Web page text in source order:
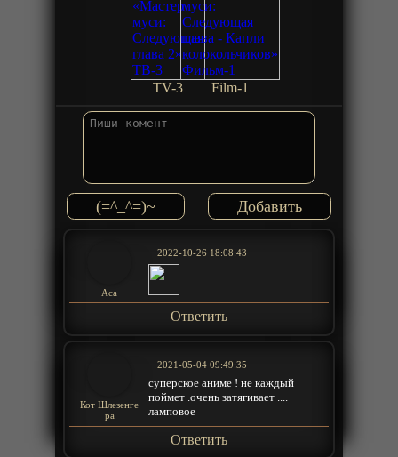
TV-3 Film-1
(=^_^=)~
Аса
2022-10-26 18:08:43
Ответить
Кот Шлезенге
ра
2021-05-04 09:49:35
суперское аниме ! не каждый
поймет .очень затягивает ....
ламповое
Ответить